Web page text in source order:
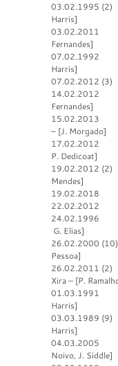
03.02.1995 (2)
Harris]
03.02.2011
Fernandes]
07.02.1992
Harris]
07.02.2012 (3)
14.02.2012
Fernandes]
15.02.2013
– [J. Morgado]
17.02.2012
P. Dedicoat]
19.02.2012 (2)
Mendes]
19.02.2018
22.02.2012
24.02.1996
G. Elias]
26.02.2000
Pessoa]
26.02.2011 (2)
Xira – [P.
01.03.1991
Harris]
03.03.1989 (9)
Harris]
04.03.2005
Noivo, J. Siddle]